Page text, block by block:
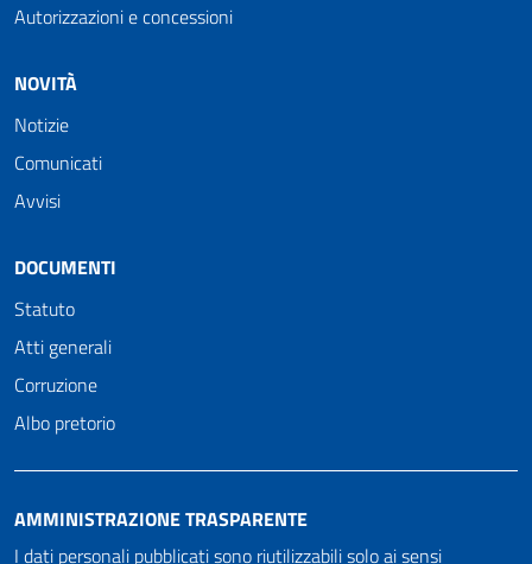
Autorizzazioni e concessioni
NOVITÀ
Notizie
Comunicati
Avvisi
DOCUMENTI
Statuto
Atti generali
Corruzione
Albo pretorio
AMMINISTRAZIONE TRASPARENTE
I dati personali pubblicati sono riutilizzabili solo ai sensi